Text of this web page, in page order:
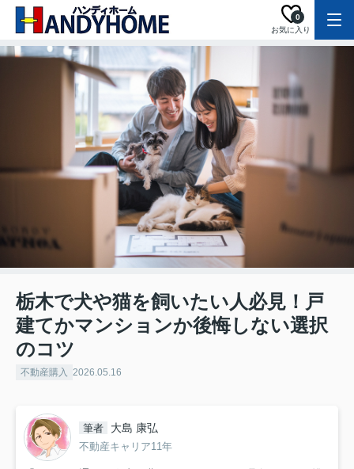
お気に入り
0
栃木で犬や猫を飼いたい人必見！戸
建てかマンションか後悔しない選択
のコツ
不動産購入 2026.05.16
筆者 大島 康弘
不動産キャリア11年